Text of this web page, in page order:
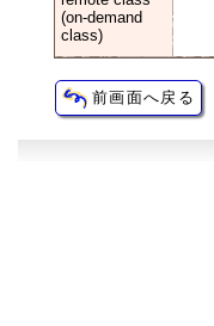
(on-demand
class)